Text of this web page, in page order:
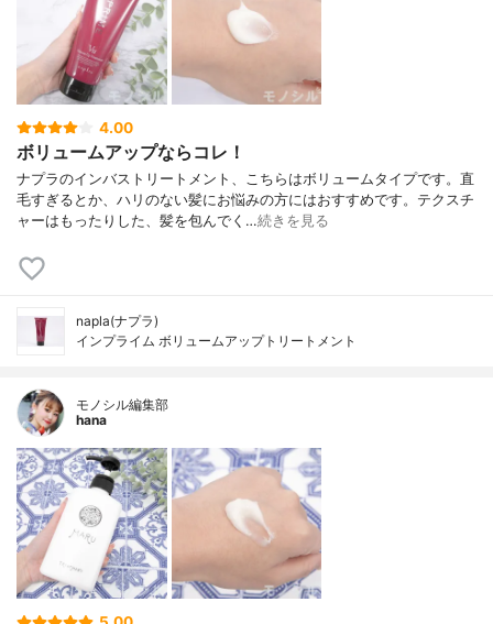
4.00
ボリュームアップならコレ！
ナプラのインバストリートメント、こちらはボリュームタイプです。直
毛すぎるとか、ハリのない髪にお悩みの方にはおすすめです。テクスチ
ャーはもったりした、髪を包んでく…続きを見る
napla(ナプラ)
インプライム ボリュームアップトリートメント
モノシル編集部
hana